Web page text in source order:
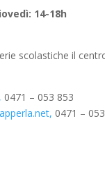
14-18h
scolastiche il
0471 – 053 853
0471 –